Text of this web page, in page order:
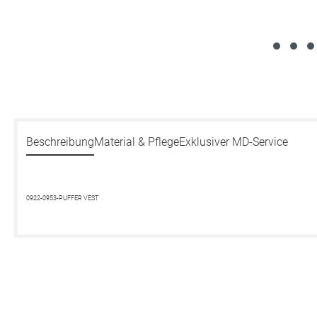
BeschreibungMaterial & PflegeExklusiver MD-Service
0922-0953-PUFFER VEST